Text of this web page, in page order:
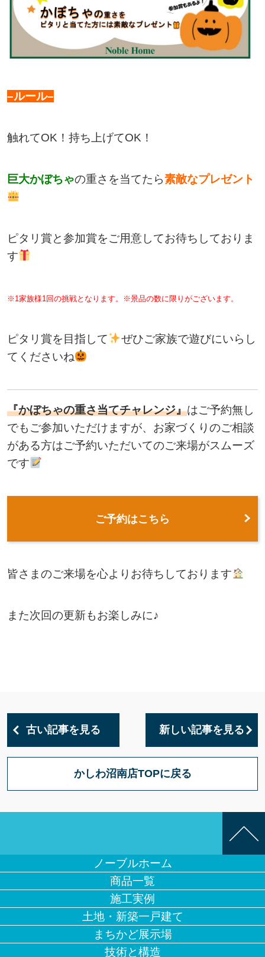
–ルール–
触れてOK！持ち上げてOK！
巨大かぼちゃの重さを当てたら素敵なプレゼント
ピタリ賞と参加賞をご用意してお待ちしておりま
す
※1家族様1回の挑戦となります。※景品の数に限りがございます。
ピタリ賞を目指して
ぜひご家族で遊びにいらし
てくださいね
『かぼちゃの重さ当てチャレンジ』はご予約無し
でもご参加いただけますが、お家づくりのご相談
がある方はご予約いただいてのご来場がスムーズ
です
ご予約はこちら
皆さまのご来場を心よりお待ちしております
また次回の更新もお楽しみに♪
古い記事を見る 新しい記事を見る
かしわ沼南店TOPに戻る
ノーブルホーム
商品一覧
施工実例
土地・新築一戸建て
まちかど展示場
技術と構造